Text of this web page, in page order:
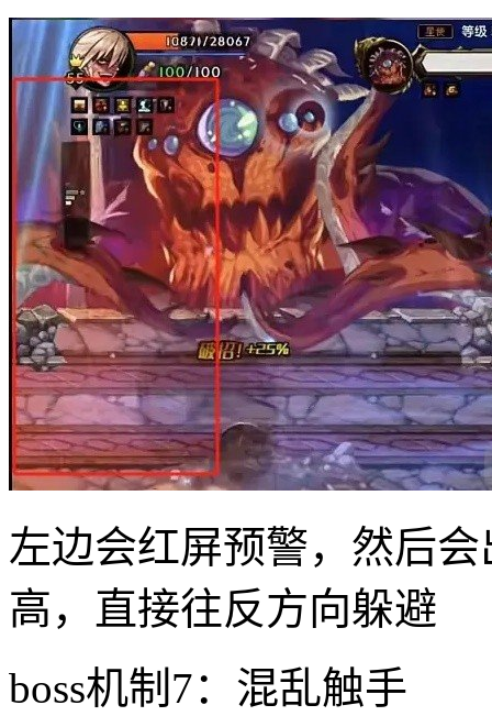
左边会红屏预警，然后
高，直接往反方向躲避
boss机制7：混乱触手